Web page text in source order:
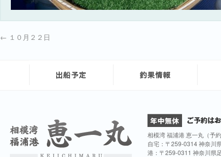
← １０月２２日
相模湾 福浦港 恵一丸（予
自宅：〒259-0314 神奈川
港：〒259-0311 神奈川県